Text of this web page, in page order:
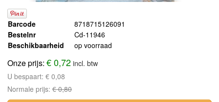
Barcode
8718715126091
Bestelnr
Cd-11946
Beschikbaarheid
op voorraad
Onze prijs: € 0,72incl. btw
U bespaart: € 0,08
Normale prijs: € 0,80